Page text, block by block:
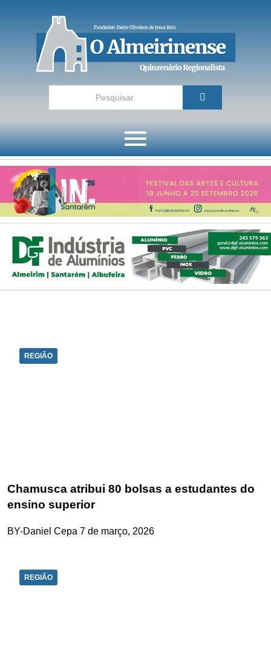
REGIÃO
Chamusca atribui 80 bolsas a estudantes do
ensino superior
BY-Daniel Cepa 7 de março, 2026
REGIÃO